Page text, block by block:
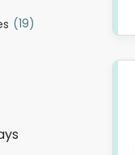
(19)